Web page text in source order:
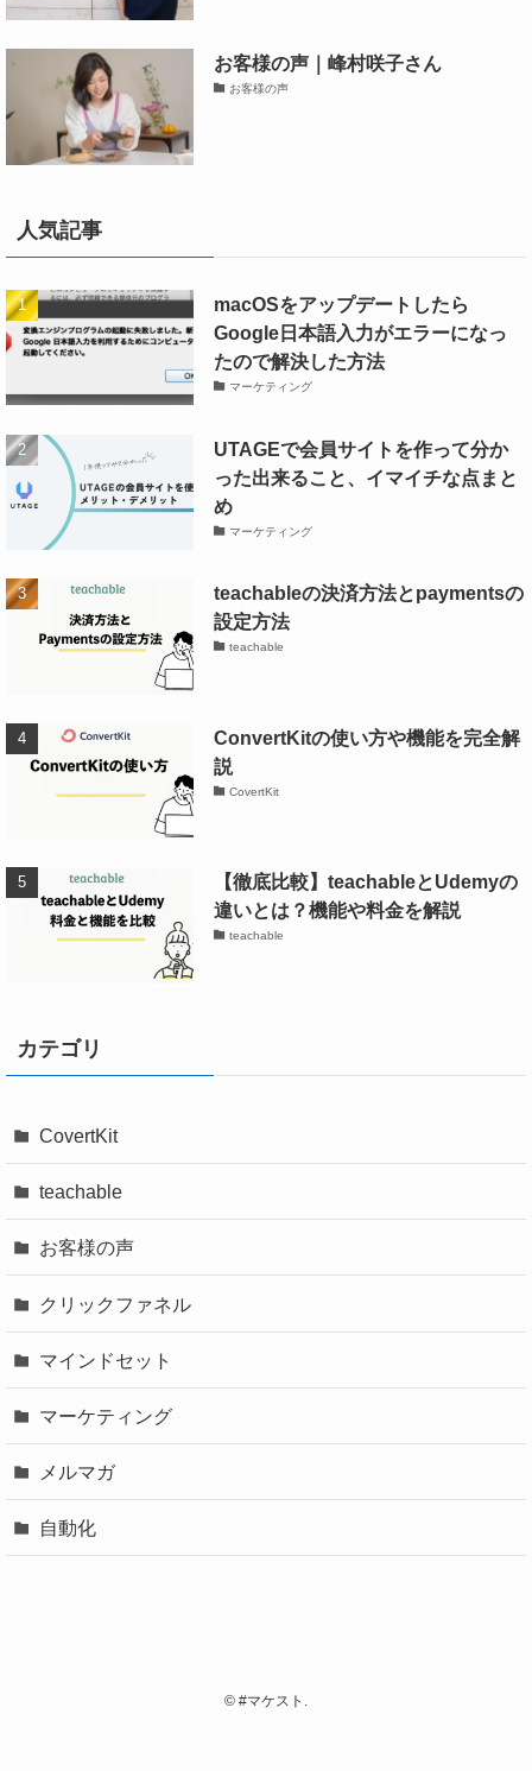
お客様の声｜峰村咲子さん
お客様の声
人気記事
macOSをアップデートしたら
Google日本語入力がエラーになっ
たので解決した方法
マーケティング
UTAGEで会員サイトを作って分か
った出来ること、イマイチな点まと
め
マーケティング
teachableの決済方法とpaymentsの
設定方法
teachable
ConvertKitの使い方や機能を完全解
説
CovertKit
【徹底比較】teachableとUdemyの
違いとは？機能や料金を解説
teachable
カテゴリ
CovertKit
teachable
お客様の声
クリックファネル
マインドセット
マーケティング
メルマガ
自動化
© #マケスト.